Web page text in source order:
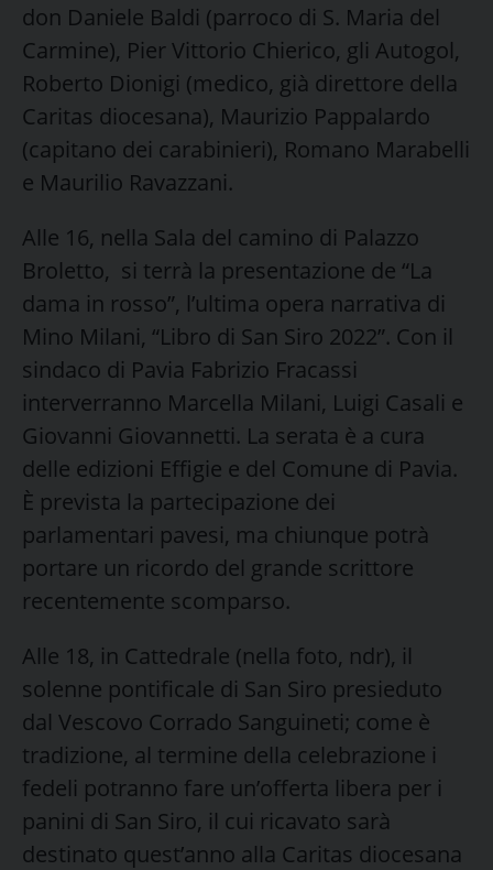
don Daniele Baldi (parroco di S. Maria del
Carmine), Pier Vittorio Chierico, gli Autogol,
Roberto Dionigi (medico, già direttore della
Caritas diocesana), Maurizio Pappalardo
(capitano dei carabinieri), Romano Marabelli
e Maurilio Ravazzani.
Alle 16, nella Sala del camino di Palazzo
Broletto, si terrà la presentazione de “La
dama in rosso”, l’ultima opera narrativa di
Mino Milani, “Libro di San Siro 2022”. Con il
sindaco di Pavia Fabrizio Fracassi
interverranno Marcella Milani, Luigi Casali e
Giovanni Giovannetti. La serata è a cura
delle edizioni Effigie e del Comune di Pavia.
È prevista la partecipazione dei
parlamentari pavesi, ma chiunque potrà
portare un ricordo del grande scrittore
recentemente scomparso.
Alle 18, in Cattedrale (nella foto, ndr), il
solenne pontificale di San Siro presieduto
dal Vescovo Corrado Sanguineti; come è
tradizione, al termine della celebrazione i
fedeli potranno fare un’offerta libera per i
panini di San Siro, il cui ricavato sarà
destinato quest’anno alla Caritas diocesana